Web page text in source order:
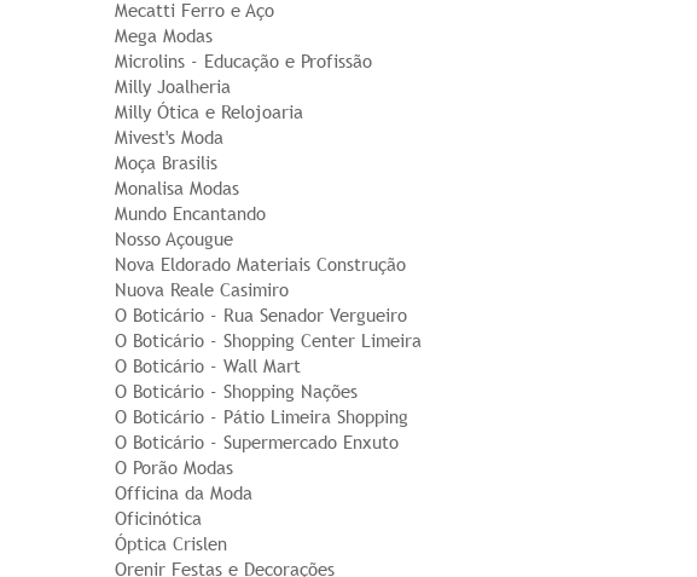
Mecatti Ferro e Aço
Mega Modas
Microlins - Educação e Profissão
Milly Joalheria
Milly Ótica e Relojoaria
Mivest's Moda
Moça Brasilis
Monalisa Modas
Mundo Encantando
Nosso Açougue
Nova Eldorado Materiais Construção
Nuova Reale Casimiro
O Boticário - Rua Senador Vergueiro
O Boticário - Shopping Center Limeira
O Boticário - Wall Mart
O Boticário - Shopping Nações
O Boticário - Pátio Limeira Shopping
O Boticário - Supermercado Enxuto
O Porão Modas
Officina da Moda
Oficinótica
Óptica Crislen
Orenir Festas e Decorações